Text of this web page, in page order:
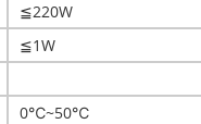
≦220W
≦1W
0℃~50℃